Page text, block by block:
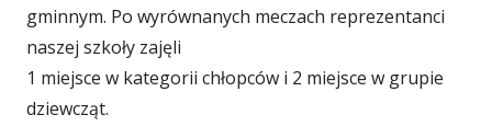
gminnym. Po wyrównanych meczach reprezentanci
naszej szkoły zajęli
1 miejsce w kategorii chłopców i 2 miejsce w grupie
dziewcząt.